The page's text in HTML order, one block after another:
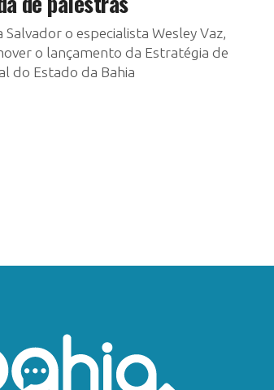
o especialista Wesley Vaz,
o lançamento da Estratégia de
do Estado da Bahia